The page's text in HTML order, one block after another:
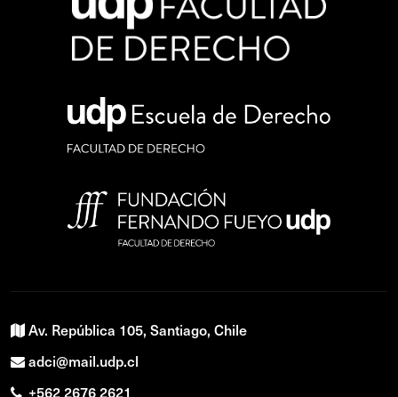
Av. República 105, Santiago, Chile
adci@mail.udp.cl
+562 2676 2621